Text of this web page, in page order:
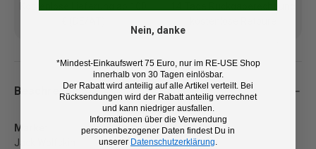
Beschreibung
Marke:
Jack Wolfskin
Nein, danke
*Mindest-Einkaufswert 75 Euro, nur im RE-USE Shop
innerhalb von 30 Tagen einlösbar.
Der Rabatt wird anteilig auf alle Artikel verteilt. Bei
Rücksendungen wird der Rabatt anteilig verrechnet
und kann niedriger ausfallen.
Informationen über die Verwendung
personenbezogener Daten findest Du in
unserer Datenschutzerklärung